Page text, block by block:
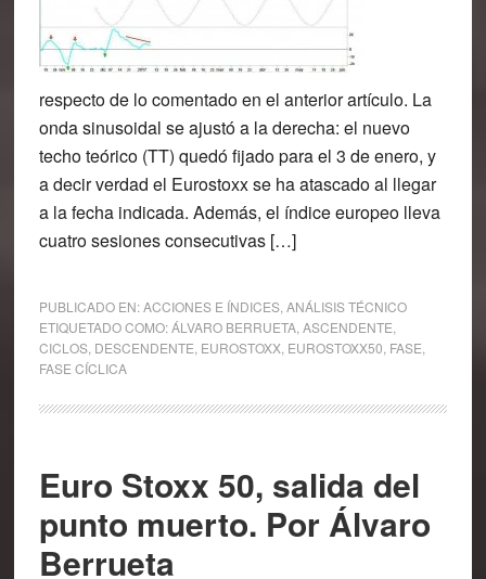
respecto de lo comentado en el anterior artículo. La
onda sinusoidal se ajustó a la derecha: el nuevo
techo teórico (TT) quedó fijado para el 3 de enero, y
a decir verdad el Eurostoxx se ha atascado al llegar
a la fecha indicada. Además, el índice europeo lleva
cuatro sesiones consecutivas […]
PUBLICADO EN:ACCIONES E ÍNDICES, ANÁLISIS TÉCNICO
ETIQUETADO COMO:ÁLVARO BERRUETA, ASCENDENTE
CICLOS, DESCENDENTE EUROSTOXX, EUROSTOXX50 FASE
FASE CÍCLICA
Euro Stoxx 50, salida del
punto muerto. Por Álvaro
Berrueta